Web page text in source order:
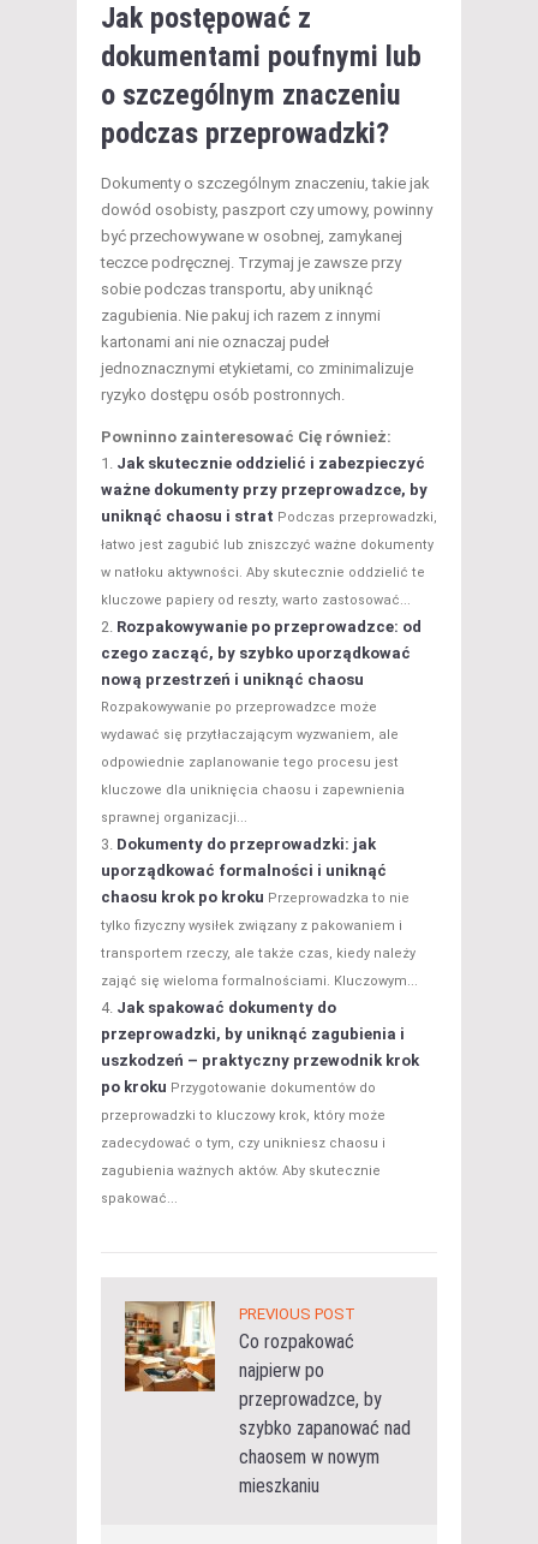
Jak postępować z
dokumentami poufnymi lub
o szczególnym znaczeniu
podczas przeprowadzki?
Dokumenty o szczególnym znaczeniu, takie jak
dowód osobisty, paszport czy umowy, powinny
być przechowywane w osobnej, zamykanej
teczce podręcznej. Trzymaj je zawsze przy
sobie podczas transportu, aby uniknąć
zagubienia. Nie pakuj ich razem z innymi
kartonami ani nie oznaczaj pudeł
jednoznacznymi etykietami, co zminimalizuje
ryzyko dostępu osób postronnych.
Powninno zainteresować Cię również:
Jak skutecznie oddzielić i zabezpieczyć
ważne dokumenty przy przeprowadzce, by
uniknąć chaosu i strat Podczas przeprowadzki,
łatwo jest zagubić lub zniszczyć ważne dokumenty
w natłoku aktywności. Aby skutecznie oddzielić te
kluczowe papiery od reszty, warto zastosować...
Rozpakowywanie po przeprowadzce: od
czego zacząć, by szybko uporządkować
nową przestrzeń i uniknąć chaosu
Rozpakowywanie po przeprowadzce może
wydawać się przytłaczającym wyzwaniem, ale
odpowiednie zaplanowanie tego procesu jest
kluczowe dla uniknięcia chaosu i zapewnienia
sprawnej organizacji...
Dokumenty do przeprowadzki: jak
uporządkować formalności i uniknąć
chaosu krok po kroku Przeprowadzka to nie
tylko fizyczny wysiłek związany z pakowaniem i
transportem rzeczy, ale także czas, kiedy należy
zająć się wieloma formalnościami. Kluczowym...
Jak spakować dokumenty do
przeprowadzki, by uniknąć zagubienia i
uszkodzeń – praktyczny przewodnik krok
po kroku Przygotowanie dokumentów do
przeprowadzki to kluczowy krok, który może
zadecydować o tym, czy unikniesz chaosu i
zagubienia ważnych aktów. Aby skutecznie
spakować...
PREVIOUS POST
Co rozpakować
najpierw po
przeprowadzce, by
szybko zapanować nad
chaosem w nowym
mieszkaniu